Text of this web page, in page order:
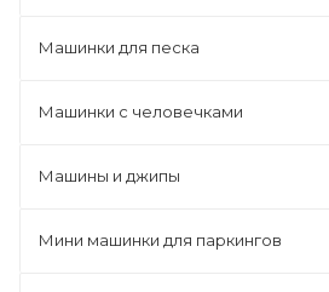
Машинки для песка
Машинки с человечками
Машины и джипы
Мини машинки для паркингов